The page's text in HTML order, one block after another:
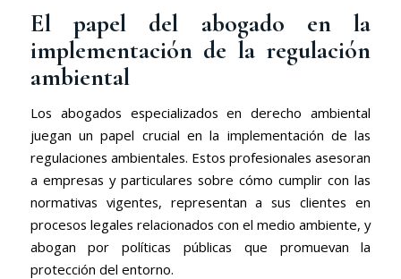
El papel del abogado en la
implementación de la regulación
ambiental
Los abogados especializados en derecho ambiental
juegan un papel crucial en la implementación de las
regulaciones ambientales. Estos profesionales asesoran
a empresas y particulares sobre cómo cumplir con las
normativas vigentes, representan a sus clientes en
procesos legales relacionados con el medio ambiente, y
abogan por políticas públicas que promuevan la
protección del entorno.